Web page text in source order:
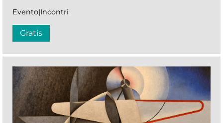
Evento|Incontri
Gratis